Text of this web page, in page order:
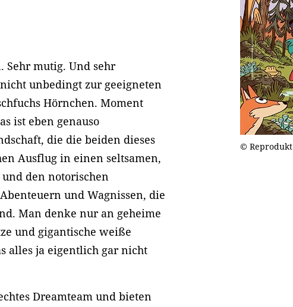
Sehr mutig. Und sehr
unbedingt zur geeigneten
Hörnchen. Moment
ist eben genauso
die die beiden dieses
Ausflug in einen seltsamen,
den notorischen
und Wagnissen, die
Man denke nur an geheime
und gigantische weiße
alles ja eigentlich gar nicht
Dreamteam und bieten
© Reprodukt